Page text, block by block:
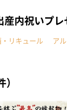
内祝いプ
リキュール ア